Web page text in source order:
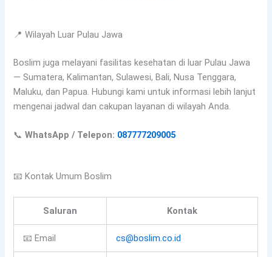
📍 Wilayah Luar Pulau Jawa
Boslim juga melayani fasilitas kesehatan di luar Pulau Jawa
— Sumatera, Kalimantan, Sulawesi, Bali, Nusa Tenggara,
Maluku, dan Papua. Hubungi kami untuk informasi lebih lanjut
mengenai jadwal dan cakupan layanan di wilayah Anda.
📞WhatsApp / Telepon: 087777209005
📧 Kontak Umum Boslim
Saluran Kontak
📧 Email cs@boslim.co.id